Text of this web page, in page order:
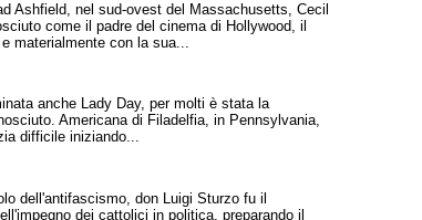
Ashfield, nel sud-ovest del Massachusetts, Cecil
come il padre del cinema di Hollywood, il
materialmente con la sua...
anche Lady Day, per molti è stata la
Americana di Filadelfia, in Pennsylvania,
difficile iniziando...
dell'antifascismo, don Luigi Sturzo fu il
dei cattolici in politica, preparando il